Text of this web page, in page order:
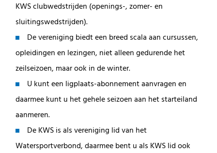
KWS clubwedstrijden (openings-, zomer- en
sluitingswedstrijden).
De vereniging biedt een breed scala aan cursussen,
opleidingen en lezingen, niet alleen gedurende het
zeilseizoen, maar ook in de winter.
U kunt een ligplaats-abonnement aanvragen en
daarmee kunt u het gehele seizoen aan het starteiland
aanmeren.
De KWS is als vereniging lid van het
Watersportverbond, daarmee bent u als KWS lid ook